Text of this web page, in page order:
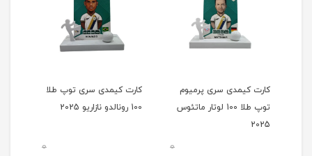
کارت کیمدی سری پرمیوم
توپ طلا 100 لوتار ماتئوس
2025
0
کارت کیمدی سری توپ طلا
100 رونالدو نازاریو 2025
0